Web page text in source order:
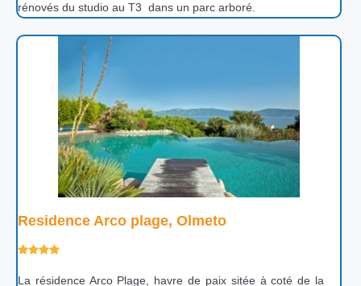
rénovés du studio au T3 dans un parc arboré.
Residence Arco plage, Olmeto
La résidence Arco Plage, havre de paix sitée à coté de la